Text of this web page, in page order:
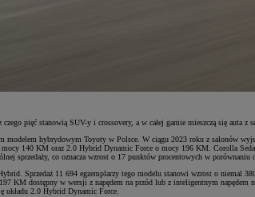
pięć stanowią SUV-y i crossovery, a w całej gamie mieszczą się auta
hybrydowym Toyoty w Polsce. W ciągu 2023 roku z salonów
140 KM oraz 2.0 Hybrid Dynamic Force o mocy 196 KM. Corolla
sprzedaży, co oznacza wzrost o 17 punktów procentowych w porównaniu
Sprzedaż 11 694 egzemplarzy tego modelu stanowi wzrost o niemal
KM dostępny w wersji z napędem na przód lub z inteligentnym napędem
układu 2.0 Hybrid Dynamic Force.